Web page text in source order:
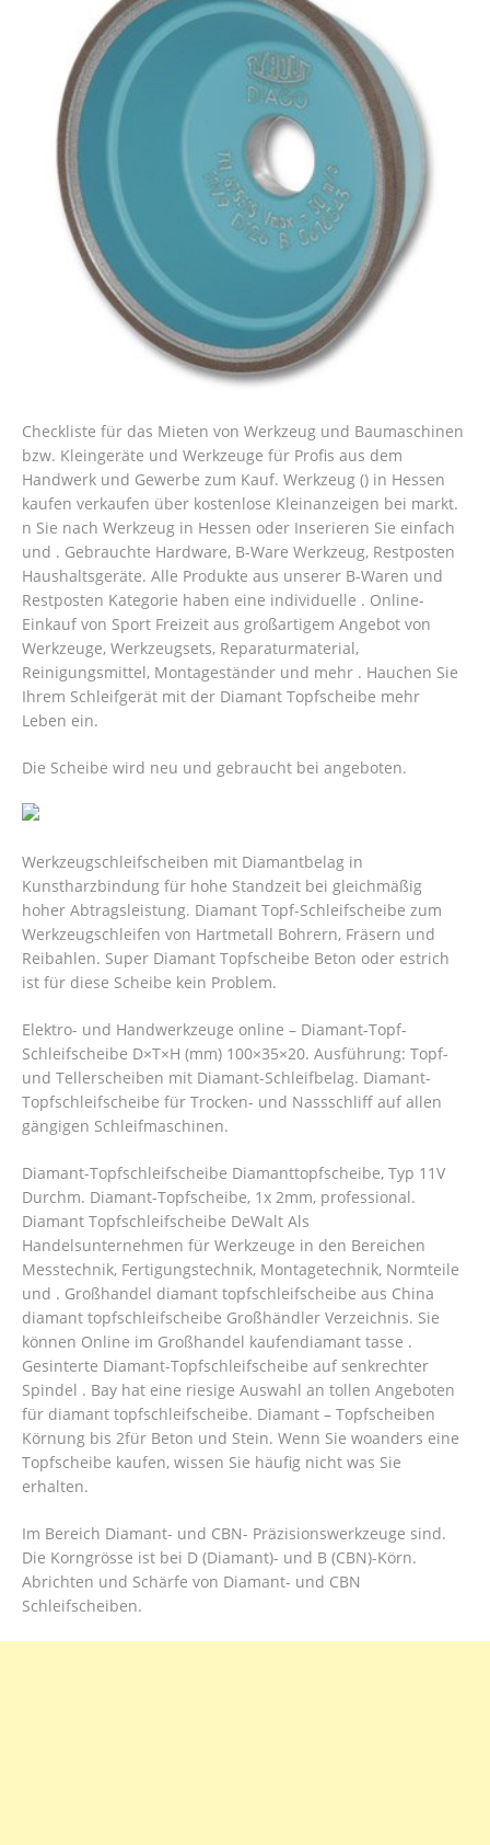
Checkliste für das Mieten von Werkzeug und Baumaschinen
bzw. Kleingeräte und Werkzeuge für Profis aus dem
Handwerk und Gewerbe zum Kauf. Werkzeug () in Hessen
kaufen verkaufen über kostenlose Kleinanzeigen bei markt.
n Sie nach Werkzeug in Hessen oder Inserieren Sie einfach
und . Gebrauchte Hardware, B-Ware Werkzeug, Restposten
Haushaltsgeräte. Alle Produkte aus unserer B-Waren und
Restposten Kategorie haben eine individuelle . Online-
Einkauf von Sport Freizeit aus großartigem Angebot von
Werkzeuge, Werkzeugsets, Reparaturmaterial,
Reinigungsmittel, Montageständer und mehr . Hauchen Sie
Ihrem Schleifgerät mit der Diamant Topfscheibe mehr
Leben ein.
Die Scheibe wird neu und gebraucht bei angeboten.
Werkzeugschleifscheiben mit Diamantbelag in
Kunstharzbindung für hohe Standzeit bei gleichmäßig
hoher Abtragsleistung. Diamant Topf-Schleifscheibe zum
Werkzeugschleifen von Hartmetall Bohrern, Fräsern und
Reibahlen. Super Diamant Topfscheibe Beton oder estrich
ist für diese Scheibe kein Problem.
Elektro- und Handwerkzeuge online – Diamant-Topf-
Schleifscheibe D×T×H (mm) 100×35×20. Ausführung: Topf-
und Tellerscheiben mit Diamant-Schleifbelag. Diamant-
Topfschleifscheibe für Trocken- und Nassschliff auf allen
gängigen Schleifmaschinen.
Diamant-Topfschleifscheibe Diamanttopfscheibe, Typ 11V
Durchm. Diamant-Topfscheibe, 1x 2mm, professional.
Diamant Topfschleifscheibe DeWalt Als
Handelsunternehmen für Werkzeuge in den Bereichen
Messtechnik, Fertigungstechnik, Montagetechnik, Normteile
und . Großhandel diamant topfschleifscheibe aus China
diamant topfschleifscheibe Großhändler Verzeichnis. Sie
können Online im Großhandel kaufendiamant tasse .
Gesinterte Diamant-Topfschleifscheibe auf senkrechter
Spindel . Bay hat eine riesige Auswahl an tollen Angeboten
für diamant topfschleifscheibe. Diamant – Topfscheiben
Körnung bis 2für Beton und Stein. Wenn Sie woanders eine
Topfscheibe kaufen, wissen Sie häufig nicht was Sie
erhalten.
Im Bereich Diamant- und CBN- Präzisionswerkzeuge sind.
Die Korngrösse ist bei D (Diamant)- und B (CBN)-Körn.
Abrichten und Schärfe von Diamant- und CBN
Schleifscheiben.